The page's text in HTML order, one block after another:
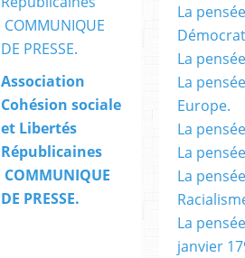
Association
Cohésion sociale
et Libertés
Républicaines
COMMUNIQUE
DE PRESSE.
La
La
La
Europe.
La
La
La
La
janvier